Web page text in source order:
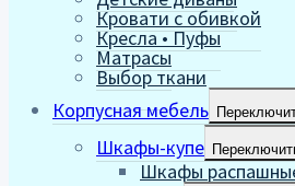
Кровати с обивкой
Кресла • Пуфы
Матрасы
Выбор ткани
Корпусная мебель
Шкафы-купе
Шкафы